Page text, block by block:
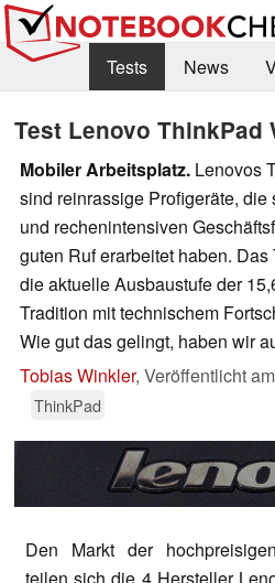
Tests News
Kaufberatung
Deals
Forum
Test Lenovo ThinkPad
Mobiler Arbeitsplatz. Lenovos
sind reinrassige Profigeräte, die
und rechenintensiven
guten Ruf erarbeitet haben.
die aktuelle Ausbaustufe der
Tradition mit technischem
Wie gut das gelingt, haben wir
Tobias Winkler, Veröffentlicht am
ThinkPad
Den Markt der